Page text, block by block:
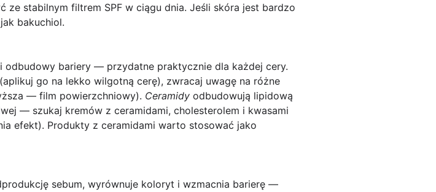
ze stabilnym filtrem SPF w ciągu dnia. Jeśli skóra jest bardzo
bakuchiol.
odbudowy bariery — przydatne praktycznie dla każdej cery.
go na lekko wilgotną cerę), zwracaj uwagę na różne
— film powierzchniowy). Ceramidy odbudowują lipidową
— szukaj kremów z ceramidami, cholesterolem i kwasami
efekt). Produkty z ceramidami warto stosować jako
sebum, wyrównuje koloryt i wzmacnia barierę —